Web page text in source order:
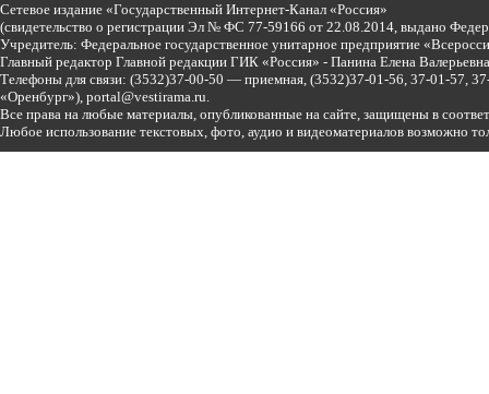
Сетевое издание «Государственный Интернет-Канал «Россия»
(свидетельство о регистрации Эл № ФС 77-59166 от 22.08.2014, выдано
Учредитель: Федеральное государственное унитарное предприятие
Главный редактор Главной редакции ГИК «Россия» - Панина Елена
Телефоны для связи: (3532)37-00-50 — приемная, (3532)37-01-56, 37-01-57,
«Оренбург»), portal@vestirama.ru.
Все права на любые материалы, опубликованные на сайте, защищены в
Любое использование текстовых, фото, аудио и видеоматериалов возможно